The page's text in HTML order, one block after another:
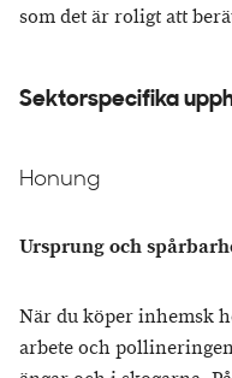
som det är roligt att
Sektorspecifika
Honung
Ursprung och
När du köper inhemsk
arbete och